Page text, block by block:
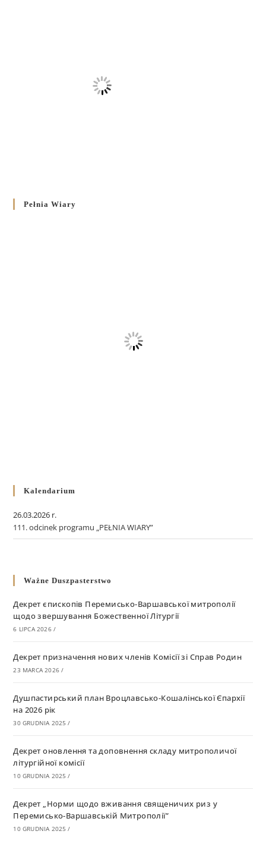
Pełnia Wiary
Kalendarium
26.03.2026 r.
111. odcinek programu „PEŁNIA WIARY”
Ważne Duszpasterstwo
Декрет єпископів Перемисько-Варшавської митрополії
щодо звершування Божественної Літургії
6 LIPCA 2026 /
Декрет призначення нових членів Комісії зі Справ Родин
23 MARCA 2026 /
Душпастирський план Вроцлавсько-Кошалінської Єпархії
на 2026 рік
30 GRUDNIA 2025 /
Декрет оновлення та доповнення складу митрополичої
літургійної комісії
10 GRUDNIA 2025 /
Декрет „Норми щодо вживання священичих риз у
Перемисько-Варшавській Митрополії”
10 GRUDNIA 2025 /